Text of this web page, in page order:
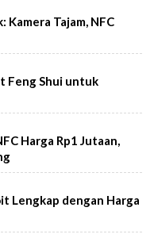
Kamera Tajam, NFC
Feng Shui untuk
Harga Rp1 Jutaan,
Lengkap dengan Harga